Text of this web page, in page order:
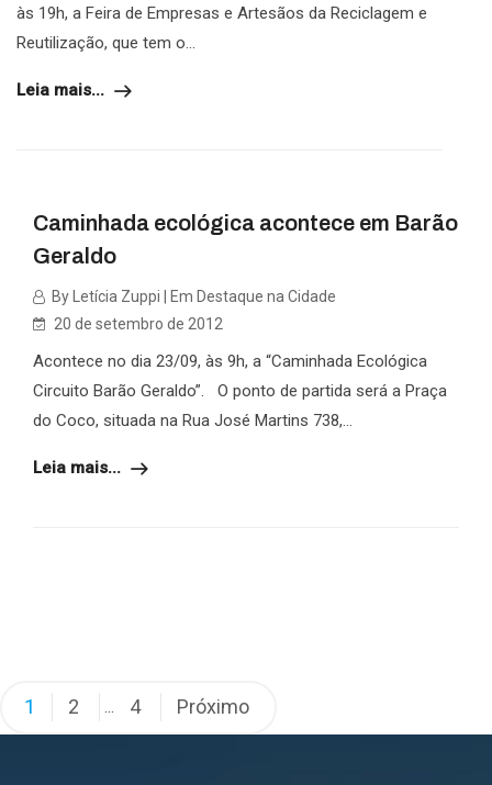
às 19h, a Feira de Empresas e Artesãos da Reciclagem e
Reutilização, que tem o...
Leia mais...
Caminhada ecológica acontece em Barão
Geraldo
By Letícia Zuppi | Em Destaque na Cidade
20 de setembro de 2012
Acontece no dia 23/09, às 9h, a “Caminhada Ecológica
Circuito Barão Geraldo”. O ponto de partida será a Praça
do Coco, situada na Rua José Martins 738,...
Leia mais...
Paginação
de
1 2 … 4 Próximo